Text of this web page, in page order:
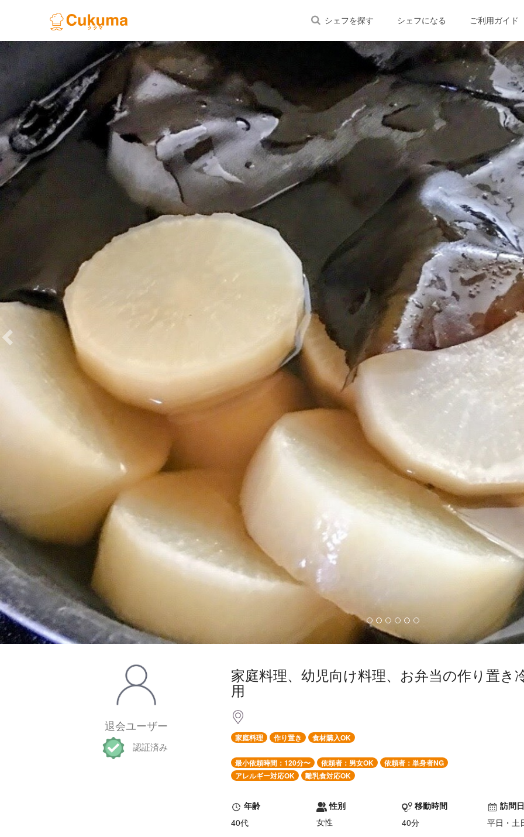
シェフを探す シェフになる ご利用ガイド
Previous
退会ユーザー
認証済み
家庭料理、幼児向け料理、お弁当の作り置き
用
家庭料理 作り置き 食材購入OK
最小依頼時間：120分〜 依頼者：男女OK
依頼者：単身者NG
アレルギー対応OK
離乳食対応OK
年齢
40代
性別
女性
移動時間
40分
訪問日
平日・土